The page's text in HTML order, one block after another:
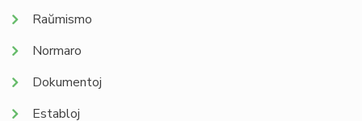
Raŭmismo
Normaro
Dokumentoj
Establoj